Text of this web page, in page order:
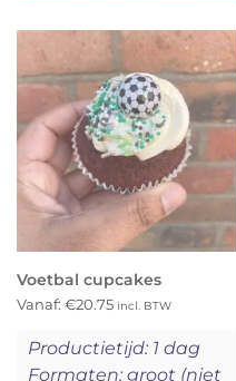
Voetbal cupcakes
Vanaf: €20.75 incl. BTW
Productietijd: 1 dag
Formaten: groot (niet